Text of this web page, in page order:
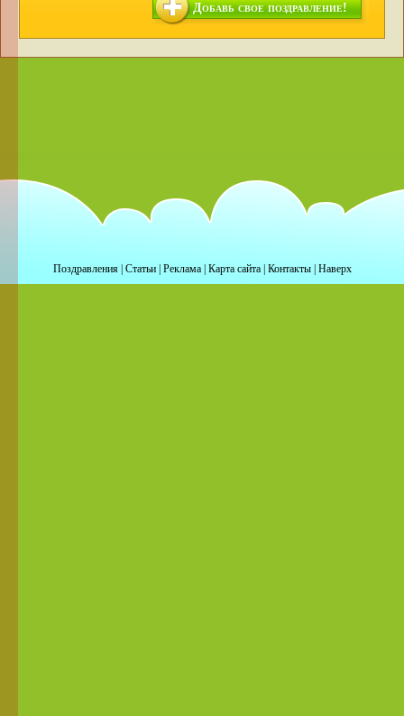
Добавь свое поздравление!
Поздравления| Статьи| Реклама| Карта сайта| Контакты| Наверх